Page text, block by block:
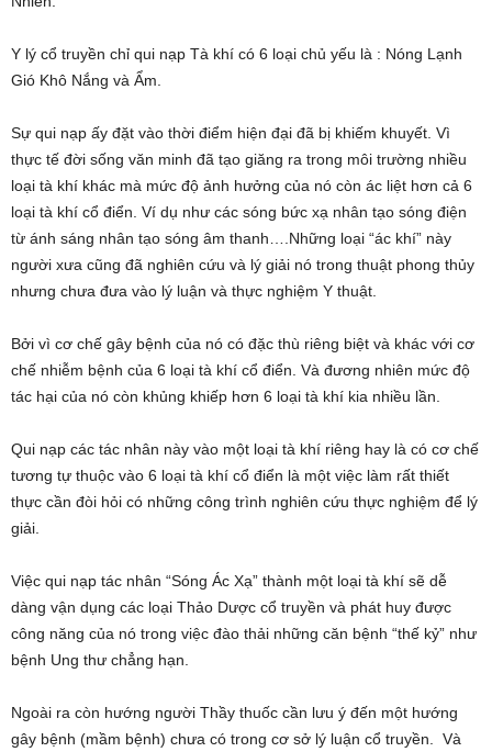
Y lý cổ truyền chỉ qui nạp Tà khí có 6 loại chủ yếu là : Nóng Lạnh
Gió Khô Nắng và Ẩm.
Sự qui nạp ấy đặt vào thời điểm hiện đại đã bị khiếm khuyết. Vì
thực tế đời sống văn minh đã tạo giăng ra trong môi trường nhiều
loại tà khí khác mà mức độ ảnh hưởng của nó còn ác liệt hơn cả 6
loại tà khí cổ điển. Ví dụ như các sóng bức xạ nhân tạo sóng điện
từ ánh sáng nhân tạo sóng âm thanh….Những loại “ác khí” này
người xưa cũng đã nghiên cứu và lý giải nó trong thuật phong thủy
nhưng chưa đưa vào lý luận và thực nghiệm Y thuật.
Bởi vì cơ chế gây bệnh của nó có đặc thù riêng biệt và khác với cơ
chế nhiễm bệnh của 6 loại tà khí cổ điển. Và đương nhiên mức độ
tác hại của nó còn khủng khiếp hơn 6 loại tà khí kia nhiều lần.
Qui nạp các tác nhân này vào một loại tà khí riêng hay là có cơ chế
tương tự thuộc vào 6 loại tà khí cổ điển là một việc làm rất thiết
thực cần đòi hỏi có những công trình nghiên cứu thực nghiệm để lý
giải.
Việc qui nạp tác nhân “Sóng Ác Xạ” thành một loại tà khí sẽ dễ
dàng vận dụng các loại Thảo Dược cổ truyền và phát huy được
công năng của nó trong việc đào thải những căn bệnh “thế kỷ” như
bệnh Ung thư chẳng hạn.
Ngoài ra còn hướng người Thầy thuốc cần lưu ý đến một hướng
gây bệnh (mầm bệnh) chưa có trong cơ sở lý luận cổ truyền. Và